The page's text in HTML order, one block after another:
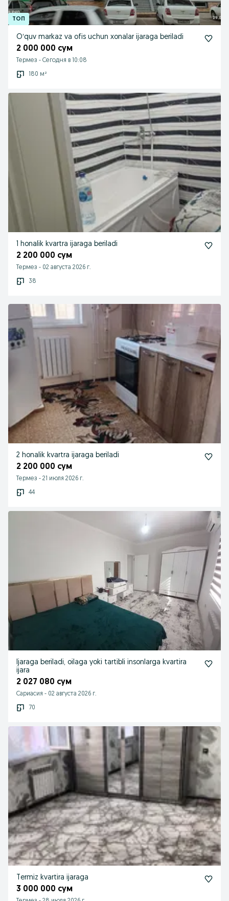
Oʻquv markaz va ofis uchun xonalar ijaraga beriladi
2 000 000 сум
Термез - Сегодня в 10:08
180 м²
1 honalik kvartra ijaraga beriladi
2 200 000 сум
Термез - 02 августа 2026 г.
38
2 honalik kvartra ijaraga beriladi
2 200 000 сум
Термез - 21 июля 2026 г.
44
Ijaraga beriladi, oilaga yoki tartibli insonlarga kvartira
ijara
2 027 080 сум
Сариасия - 02 августа 2026 г.
70
Termiz kvartira ijaraga
3 000 000 сум